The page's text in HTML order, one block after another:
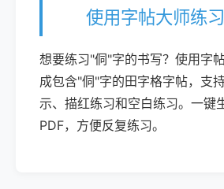
使用字帖大师练
想要练习"侗"字的书写？使用字
成包含"侗"字的田字格字帖，支
示、描红练习和空白练习。一键
PDF，方便反复练习。